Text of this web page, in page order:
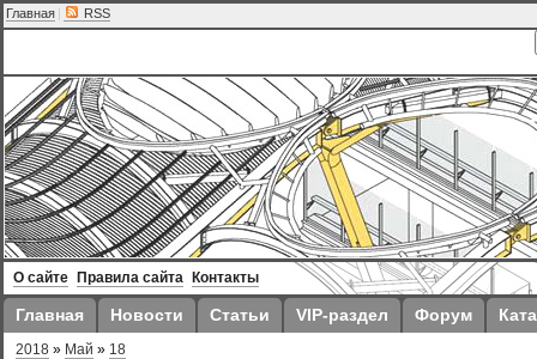
Главная | RSS
О сайте Правила сайта Контакты
Главная Новости Статьи VIP-раздел Форум
2018 » Май » 18